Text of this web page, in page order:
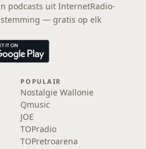
podcasts uit InternetRadio-
— gratis op elk
POPULAIR
Nostalgie Wallonie
Qmusic
JOE
TOPradio
TOPretroarena